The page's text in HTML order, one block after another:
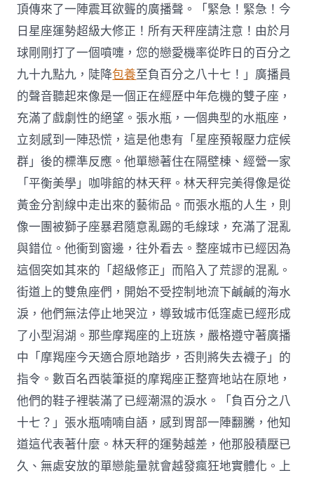
頂傳來了一陣震耳欲聾的廣播聲。「緊急！緊急！今
日星座運勢超級大修正！所有天秤座請注意！由於月
球剛剛打了一個噴嚏，您的戀愛機率從昨日的百分之
九十九點九，陡降包養至負百分之八十七！」廣播員
的聲音聽起來像是一個正在經歷中年危機的雙子座，
充滿了戲劇性的絕望。張水瓶，一個典型的水瓶座，
立刻感到一陣恐慌，這是他患有「星座預報壓力症候
群」後的標準反應。他單戀著住在隔壁棟、經營一家
「平衡美學」咖啡館的林天秤。林天秤完美得像是從
黃金分割線中走出來的藝術品。而張水瓶的人生，則
像一團被獅子座暴君隨意亂踢的毛線球，充滿了混亂
與錯位。他衝到窗邊，往外看去。整座城市已經因為
這個突如其來的「超級修正」而陷入了荒謬的混亂。
街道上的雙魚座們，開始不受控制地流下鹹鹹的海水
淚，他們無法停止地哭泣，導致城市低窪處已經形成
了小型潟湖。那些摩羯座的上班族，嚴格遵守著廣播
中「摩羯座今天適合原地踏步，否則將失去襪子」的
指令。數百名西裝筆挺的摩羯座正整齊地站在原地，
他們的鞋子裡裝滿了已經潮濕的淚水。「負百分之八
十七？」張水瓶喃喃自語，感到胃部一陣翻騰，他知
道這代表著什麼。林天秤的運勢越差，他那股積壓已
久、無處安放的單戀能量就會越發瘋狂地實體化。上